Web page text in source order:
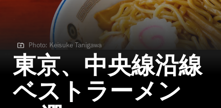
Photo: Keisuke Tanigawa | Chinchintei
Photo: Keisuke Tanigawa
東京、中央線沿線
ベストラーメン